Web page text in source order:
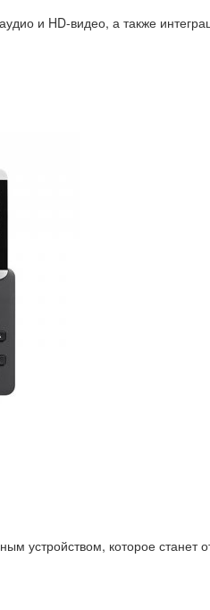
и HD-видео, а также
устройством, которое